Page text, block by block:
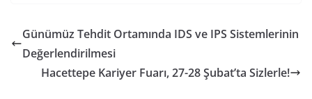
Günümüz Tehdit Ortamında IDS ve IPS Sistemlerinin
Değerlendirilmesi
Hacettepe Kariyer Fuarı, 27-28 Şubat’ta Sizlerle!